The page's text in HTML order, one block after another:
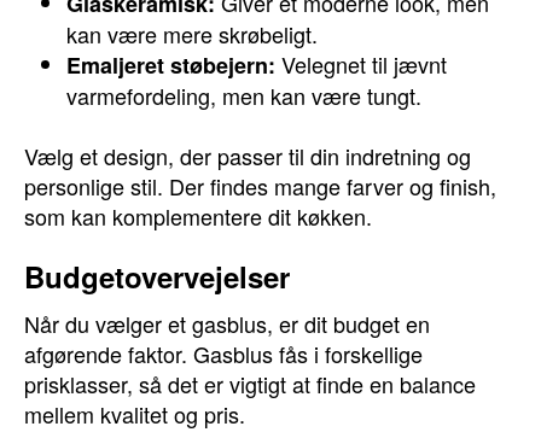
kan være mere skrøbeligt.
Emaljeret støbejern: Velegnet til jævnt
varmefordeling, men kan være tungt.
Vælg et design, der passer til din indretning og
personlige stil. Der findes mange farver og finish,
som kan komplementere dit køkken.
Budgetovervejelser
Når du vælger et gasblus, er dit budget en
afgørende faktor. Gasblus fås i forskellige
prisklasser, så det er vigtigt at finde en balance
mellem kvalitet og pris.